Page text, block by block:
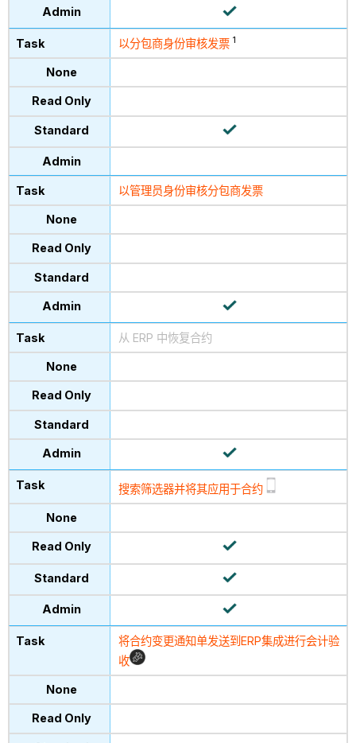
以分包商身份审核发票 1
以管理员身份审核分包商发票
从 ERP 中恢复合约
搜索筛选器并将其应用于合约
将合约变更通知单发送到ERP集成进行会计验
收